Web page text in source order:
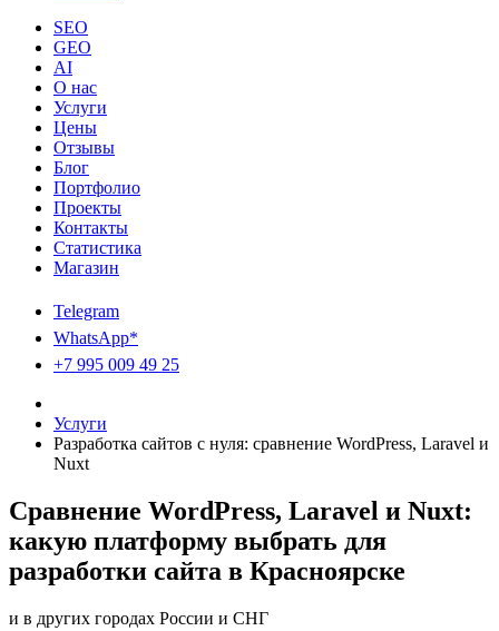
SEO
GEO
AI
О нас
Услуги
Цены
Отзывы
Блог
Портфолио
Проекты
Контакты
Статистика
Магазин
Telegram
WhatsApp*
+7 995 009 49 25
Услуги
Разработка сайтов с нуля: сравнение WordPress, Laravel и
Nuxt
Сравнение WordPress, Laravel и Nuxt:
какую платформу выбрать для
разработки сайта в Красноярске
и в других городах России и СНГ